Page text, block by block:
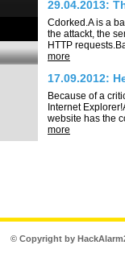
29.04.2013:
Cdorked.A is a
the attackt, the
HTTP
more
17.09.2012:
Because of a
Internet
website has the
more
© Copyright by